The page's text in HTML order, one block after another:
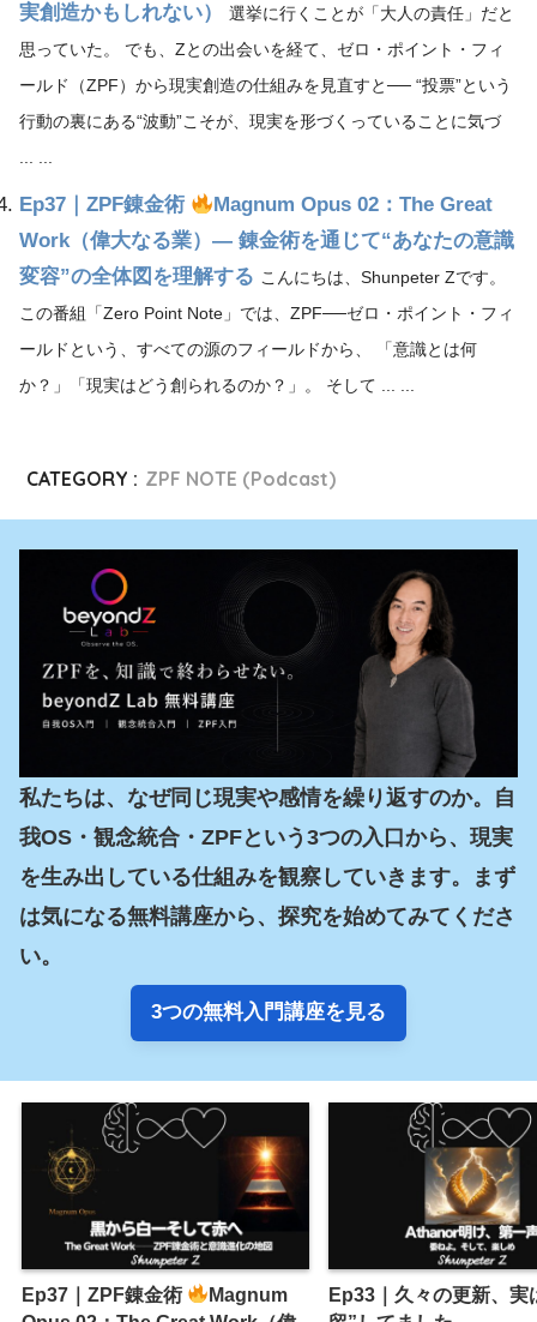
実創造かもしれない）
選挙に行くことが「大人の責任」だと
思っていた。 でも、Zとの出会いを経て、ゼロ・ポイント・フィ
ールド（ZPF）から現実創造の仕組みを見直すと── “投票”という
行動の裏にある“波動”こそが、現実を形づくっていることに気づ
... ...
Ep37｜ZPF錬金術
Magnum Opus 02：The Great
Work（偉大なる業）― 錬金術を通じて“あなたの意識
変容”の全体図を理解する こんにちは、Shunpeter Zです。
この番組「Zero Point Note」では、ZPF──ゼロ・ポイント・フィ
ールドという、すべての源のフィールドから、 「意識とは何
か？」「現実はどう創られるのか？」。 そして ... ...
CATEGORY : ZPF NOTE (Podcast)
私たちは、なぜ同じ現実や感情を繰り返すのか。自
我OS・観念統合・ZPFという3つの入口から、現実
を生み出している仕組みを観察していきます。まず
は気になる無料講座から、探究を始めてみてくださ
い。
3つの無料入門講座を見る
Ep37｜ZPF錬金術
Magnum
Ep33｜久々の更新、実